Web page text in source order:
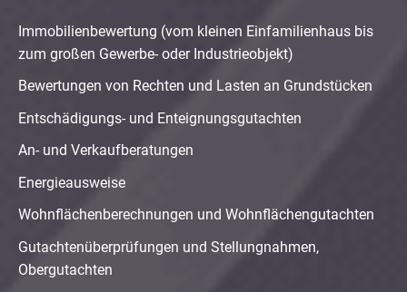
Immobilienbewertung (vom kleinen Einfamilienhaus bis
zum großen Gewerbe- oder Industrieobjekt)
Bewertungen von Rechten und Lasten an Grundstücken
Entschädigungs- und Enteignungsgutachten
An- und Verkaufberatungen
Energieausweise
Wohnflächenberechnungen und Wohnflächengutachten
Gutachtenüberprüfungen und Stellungnahmen,
Obergutachten